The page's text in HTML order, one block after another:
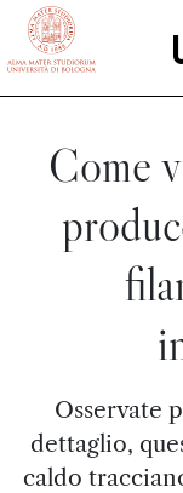
vai al contenuto
Come
Osservate
dettaglio,
caldo